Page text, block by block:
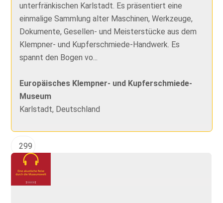
unterfränkischen Karlstadt. Es präsentiert eine
einmalige Sammlung alter Maschinen, Werkzeuge,
Dokumente, Gesellen- und Meisterstücke aus dem
Klempner- und Kupferschmiede-Handwerk. Es
spannt den Bogen vo...
Europäisches Klempner- und Kupferschmiede-
Museum
Karlstadt, Deutschland
299